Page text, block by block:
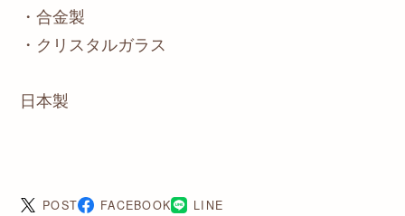
・合金製
・クリスタルガラス
日本製
POST FACEBOOK LINE